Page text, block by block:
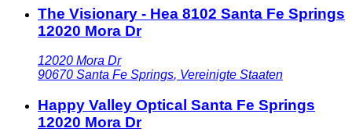
The Visionary - Hea 8102 Santa Fe Springs
12020 Mora Dr
12020 Mora Dr
90670 Santa Fe Springs, Vereinigte Staaten
Happy Valley Optical Santa Fe Springs
12020 Mora Dr